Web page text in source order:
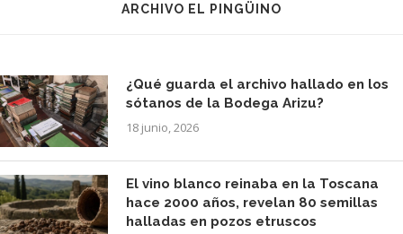
ARCHIVO EL PINGÜINO
¿Qué guarda el archivo hallado en los
sótanos de la Bodega Arizu?
18 junio, 2026
El vino blanco reinaba en la Toscana
hace 2000 años, revelan 80 semillas
halladas en pozos etruscos